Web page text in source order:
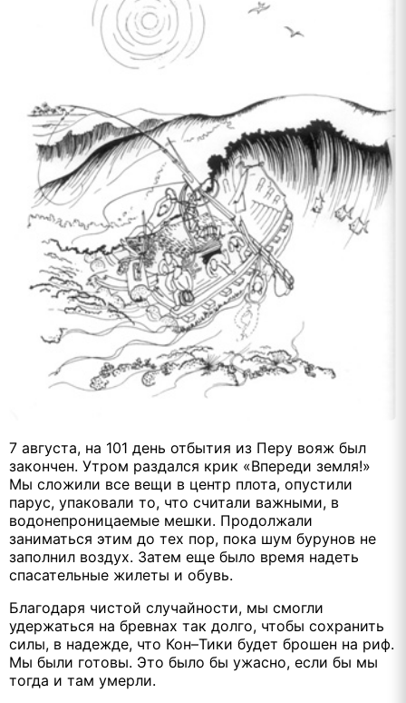
7 августа, на 101 день отбытия из Перу вояж был
закончен. Утром раздался крик «Впереди земля!»
Мы сложили все вещи в центр плота, опустили
парус, упаковали то, что считали важными, в
водонепроницаемые мешки. Продолжали
заниматься этим до тех пор, пока шум бурунов не
заполнил воздух. Затем еще было время надеть
спасательные жилеты и обувь.
Благодаря чистой случайности, мы смогли
удержаться на бревнах так долго, чтобы сохранить
силы, в надежде, что Кон–Тики будет брошен на риф.
Мы были готовы. Это было бы ужасно, если бы мы
тогда и там умерли.